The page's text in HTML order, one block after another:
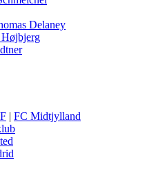
Delaney
| FC Midtjylland